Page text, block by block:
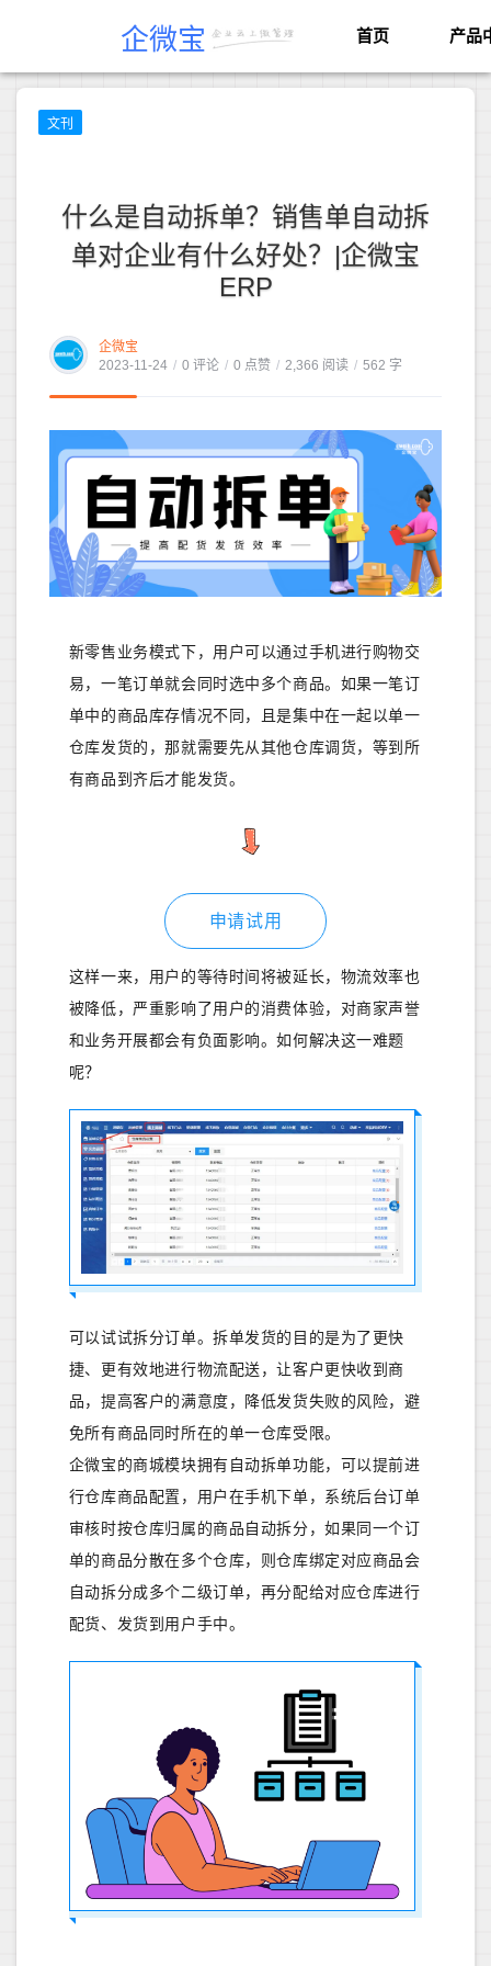
企微宝 首页 产品
文刊
什么是自动拆单？销售单自动拆
单对企业有什么好处？|企微宝
ERP
企微宝
2023-11-24 / 0 评论 / 0 点赞 / 2,366 阅读 / 562 字
新零售业务模式下，用户可以通过手机进行购物交
易，一笔订单就会同时选中多个商品。如果一笔订
单中的商品库存情况不同，且是集中在一起以单一
仓库发货的，那就需要先从其他仓库调货，等到所
有商品到齐后才能发货。
申请试用
这样一来，用户的等待时间将被延长，物流效率也
被降低，严重影响了用户的消费体验，对商家声誉
和业务开展都会有负面影响。如何解决这一难题
呢？
可以试试拆分订单。拆单发货的目的是为了更快
捷、更有效地进行物流配送，让客户更快收到商
品，提高客户的满意度，降低发货失败的风险，避
免所有商品同时所在的单一仓库受限。
企微宝的商城模块拥有自动拆单功能，可以提前进
行仓库商品配置，用户在手机下单，系统后台订单
审核时按仓库归属的商品自动拆分，如果同一个订
单的商品分散在多个仓库，则仓库绑定对应商品会
自动拆分成多个二级订单，再分配给对应仓库进行
配货、发货到用户手中。